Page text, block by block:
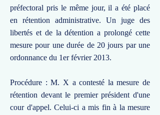
préfectoral pris le même jour, il a été placé
en rétention administrative. Un juge des
libertés et de la détention a prolongé cette
mesure pour une durée de 20 jours par une
ordonnance du 1er février 2013.
Procédure : M. X a contesté la mesure de
rétention devant le premier président d'une
cour d'appel. Celui-ci a mis fin à la mesure